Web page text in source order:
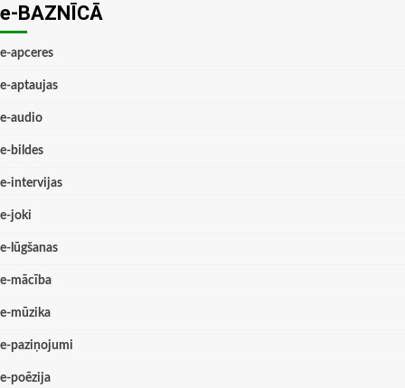
e-BAZNĪCĀ
e-apceres
e-aptaujas
e-audio
e-bildes
e-intervijas
e-joki
e-lūgšanas
e-mācība
e-mūzika
e-paziņojumi
e-poēzija